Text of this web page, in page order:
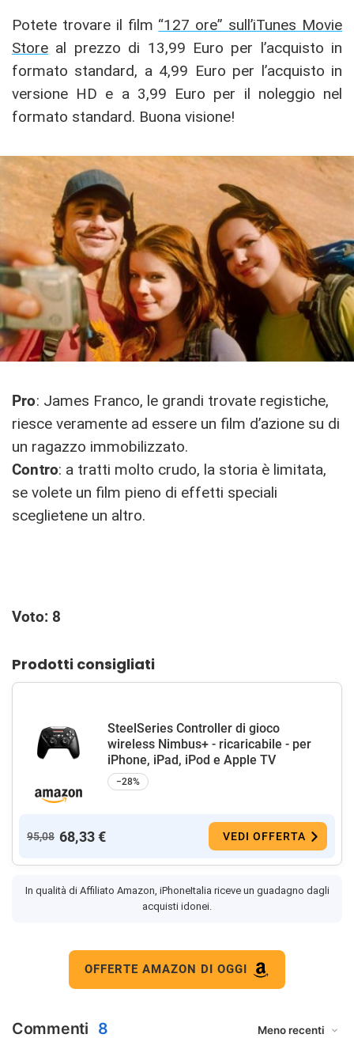
Potete trovare il film “127 ore” sull’iTunes Movie
Store al prezzo di 13,99 Euro per l’acquisto in
formato standard, a 4,99 Euro per l’acquisto in
versione HD e a 3,99 Euro per il noleggio nel
formato standard. Buona visione!
Pro: James Franco, le grandi trovate registiche,
riesce veramente ad essere un film d’azione su di
un ragazzo immobilizzato.
Contro: a tratti molto crudo, la storia è limitata,
se volete un film pieno di effetti speciali
sceglietene un altro.
Voto: 8
Prodotti consigliati
SteelSeries Controller di gioco
wireless Nimbus+ - ricaricabile - per
iPhone, iPad, iPod e Apple TV
−28%
95,08 68,33 € VEDI OFFERTA
In qualità di Affiliato Amazon, iPhoneItalia riceve un guadagno dagli
acquisti idonei.
OFFERTE AMAZON DI OGGI
Commenti 8